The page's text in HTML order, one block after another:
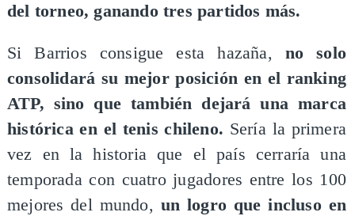
del torneo, ganando tres partidos más.
Si Barrios consigue esta hazaña, no solo
consolidará su mejor posición en el ranking
ATP, sino que también dejará una marca
histórica en el tenis chileno. Sería la primera
vez en la historia que el país cerraría una
temporada con cuatro jugadores entre los 100
mejores del mundo, un logro que incluso en